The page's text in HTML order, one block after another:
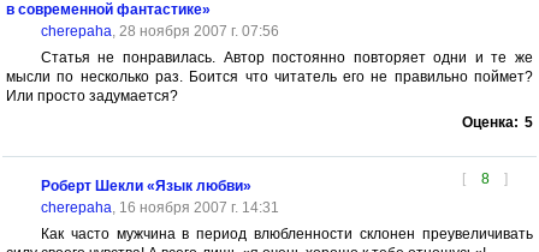
в современной фантастике»
cherepaha, 28 ноября 2007 г. 07:56
Статья не понравилась. Автор постоянно повторяет одни и те же
мысли по несколько раз. Боится что читатель его не правильно поймет?
Или просто задумается?
Оценка: 5
[ 8 ]
Роберт Шекли «Язык любви»
cherepaha, 16 ноября 2007 г. 14:31
Как часто мужчина в период влюбленности склонен преувеличивать